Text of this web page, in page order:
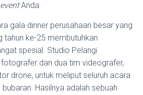
eventAnda.
gala dinner perusahaan besar yang
tahun ke-25 membutuhkan
spesial. Studio Pelangi
dan dua tim videografer,
drone, untuk meliput seluruh acara
Hasilnya adalah sebuah